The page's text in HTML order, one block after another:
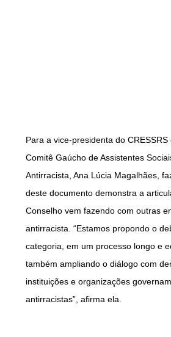
Para a vice-presidenta do
Comitê Gaúcho de Assistentes
Antirracista, Ana Lúcia Magalhães,
deste documento demonstra a
Conselho vem fazendo com outras
antirracista. “Estamos propondo o
categoria, em um processo longo e
também ampliando o diálogo com
instituições e organizações
antirracistas”, afirma ela.